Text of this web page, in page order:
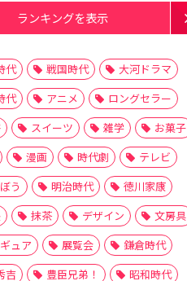
ランキングを表示
代 戦国時代
大河ドラマ
代
アニメ
ロングセラー
スイーツ 雑学
お菓子
漫画 時代劇
テレビ
う
明治時代
徳川家康
抹茶 デザイン
文房具
ュア
展覧会
鎌倉時代
吉
豊臣兄弟！
昭和時代